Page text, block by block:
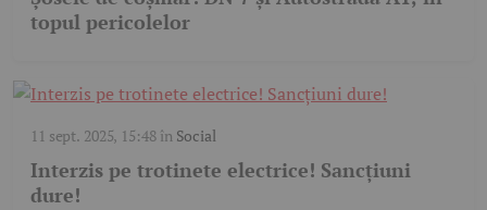
topul pericolelor
11 sept. 2025, 15:48în Social
Interzis pe trotinete electrice! Sancțiuni
dure!